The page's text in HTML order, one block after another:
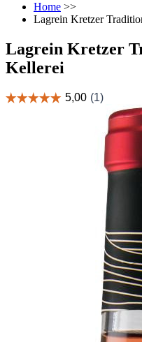
Home >>
Lagrein Kretzer
Lagrein Kretzer
Kellerei